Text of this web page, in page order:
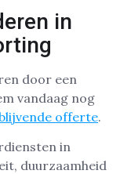
in
door een
vandaag nog
offerte.
in
duurzaamheid